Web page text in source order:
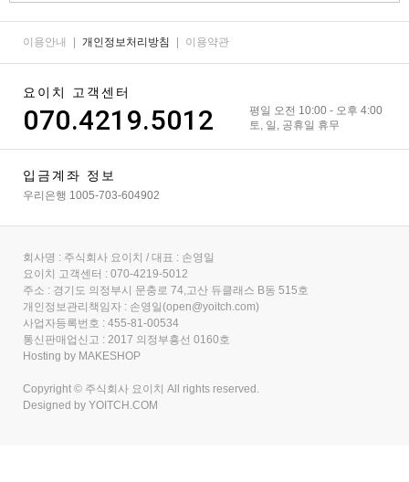
이용안내 개인정보처리방침 이용약관
요이치 고객센터
070.4219.5012
평일 오전 10:00 - 오후 4:00
토, 일, 공휴일 휴무
입금계좌 정보
우리은행 1005-703-604902
회사명 : 주식회사 요이치 / 대표 : 손영일
요이치 고객센터 : 070-4219-5012
주소 : 경기도 의정부시 문충로 74,고산 듀클래스 B동 515호
개인정보관리책임자 : 손영일(open@yoitch.com)
사업자등록번호 : 455-81-00534
통신판매업신고 : 2017 의정부흥선 0160호
Hosting by MAKESHOP
Copyright © 주식회사 요이치 All rights reserved.
Designed by YOITCH.COM